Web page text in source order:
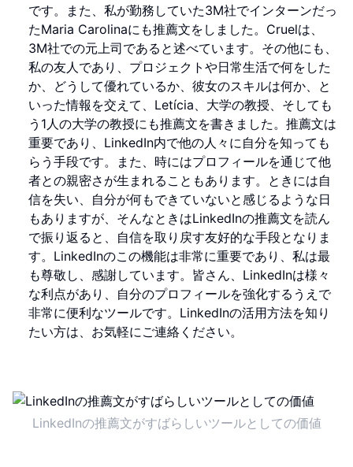
です。また、私が勤務していた3M社でインターンだっ
たMaria Carolinaにも推薦文をしました。Cruelは、
3M社での元上司であると述べています。その他にも、
私の友人であり、プロジェクトや日常生活で何をした
か、どうして優れているか、彼女のスキルは何か、と
いった情報を交えて、Letícia、大学の教授、そしても
う1人の大学の教授にも推薦文を書きました。推薦文は
重要であり、LinkedIn内で他の人々に自分を知っても
らう手段です。また、時にはプロフィールを通じて他
者との親密さが生まれることもあります。ときには自
信を失い、自分が何もできていないと感じるような日
もありますが、そんなときはLinkedInの推薦文を読ん
で振り返ると、自信を取り戻す友好的な手段となりま
す。LinkedInのこの機能は非常に重要であり、私は最
も尊敬し、感謝しています。皆さん、LinkedInは様々
な利点があり、自分のプロフィールを強化するうえで
非常に便利なツールです。LinkedInの活用方法を知り
たい方は、お気軽にご連絡ください。
LinkedInの推薦文がすばらしいツールとしての価値